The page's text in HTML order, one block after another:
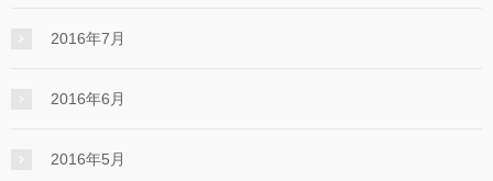
2016年7月
2016年6月
2016年5月